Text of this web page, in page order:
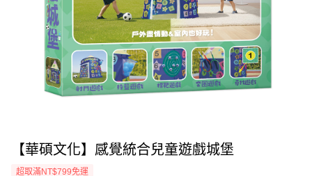
【華碩文化】感覺統合兒童遊戲城堡
超取滿NT$799免運